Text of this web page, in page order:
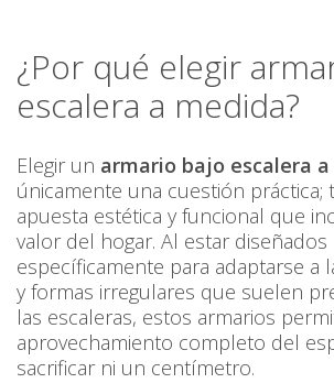
¿Por qué elegir
escalera a medida?
Elegir un armario bajo escalera
únicamente una cuestión práctica;
apuesta estética y funcional que
valor del hogar. Al estar diseñados
específicamente para adaptarse a
y formas irregulares que suelen
las escaleras, estos armarios
aprovechamiento completo del
sacrificar ni un centímetro.